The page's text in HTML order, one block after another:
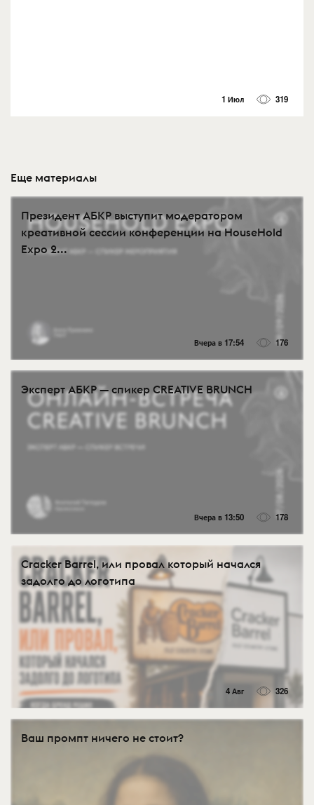
1 Июл 319
Еще материалы
Президент АБКР выступит модератором
креативной сессии конференции на HouseHold
Expo 2...
Вчера в 17:54 176
Эксперт АБКР — спикер CREATIVE BRUNCH
Вчера в 13:50 178
Cracker Barrel, или провал который начался
задолго до логотипа
4 Авг 326
Ваш промпт ничего не стоит?